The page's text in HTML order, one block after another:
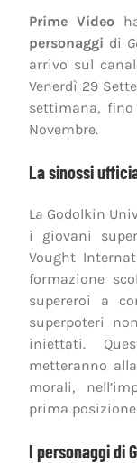
Prime Video
personaggi di
arrivo sul
Venerdì 29
settimana,
Novembre.
La sinossi
La Godolkin
i giovani
Vought
formazione
supereroi a
superpoteri
iniettati.
metteranno
morali,
prima
I personaggi di